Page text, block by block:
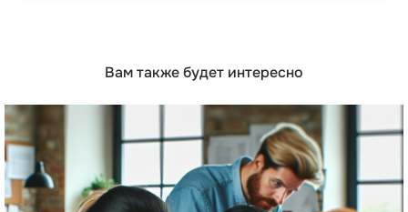
Вам также будет интересно